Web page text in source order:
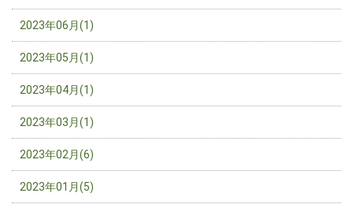
2023年06月(1)
2023年05月(1)
2023年04月(1)
2023年03月(1)
2023年02月(6)
2023年01月(5)